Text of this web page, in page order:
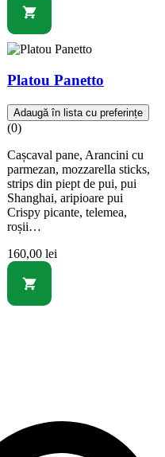
Platou Panetto
Adaugă în lista cu preferințe
(0)
Cașcaval pane, Arancini cu
parmezan, mozzarella sticks,
strips din piept de pui, pui
Shanghai, aripioare pui
Crispy picante, telemea,
roșii…
160,00 lei